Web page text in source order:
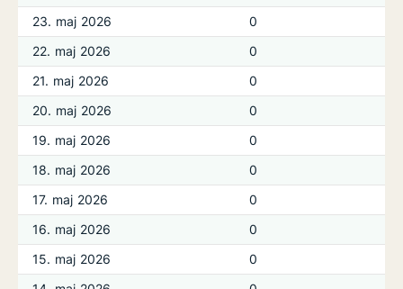
23. maj 2026
0
22. maj 2026
0
21. maj 2026
0
20. maj 2026
0
19. maj 2026
0
18. maj 2026
0
17. maj 2026
0
16. maj 2026
0
15. maj 2026
0